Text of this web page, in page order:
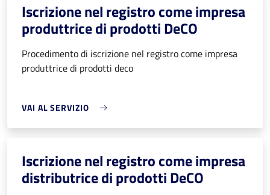
Iscrizione nel registro come impresa
produttrice di prodotti DeCO
Procedimento di iscrizione nel registro come impresa
produttrice di prodotti deco
VAI AL SERVIZIO
Iscrizione nel registro come impresa
distributrice di prodotti DeCO